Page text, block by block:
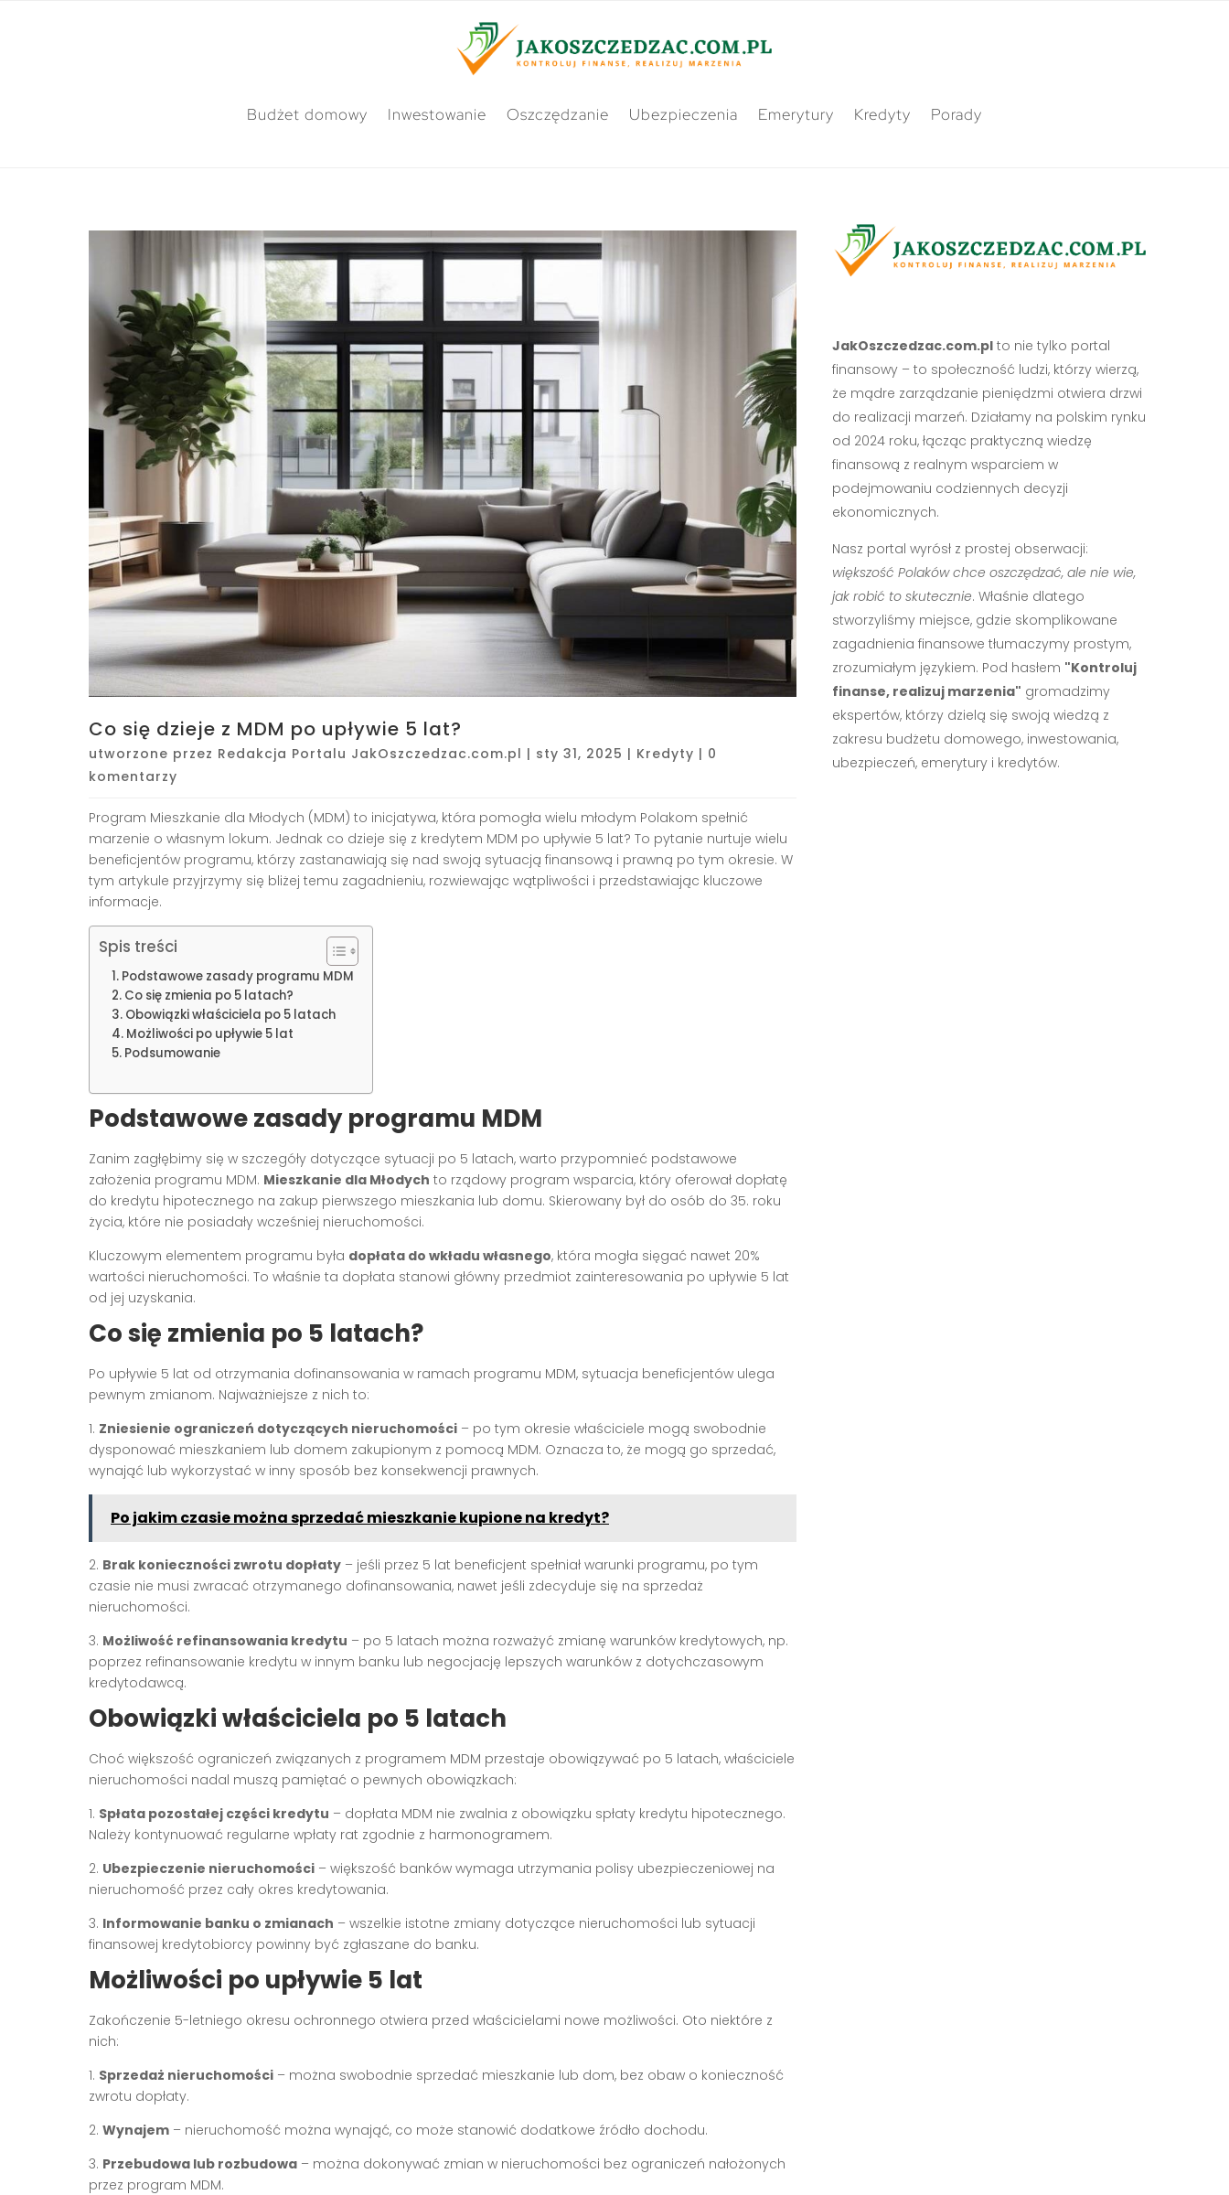
Budżet domowy Inwestowanie Oszczędzanie Ubezpieczenia Emerytury Kredyty Porady
Co się dzieje z MDM po upływie 5 lat?
utworzone przez Redakcja Portalu JakOszczedzac.com.pl | sty 31, 2025 | Kredyty | 0
komentarzy
Program Mieszkanie dla Młodych (MDM) to inicjatywa, która pomogła wielu młodym Polakom spełnić
marzenie o własnym lokum. Jednak co dzieje się z kredytem MDM po upływie 5 lat? To pytanie nurtuje wielu
beneficjentów programu, którzy zastanawiają się nad swoją sytuacją finansową i prawną po tym okresie. W
tym artykule przyjrzymy się bliżej temu zagadnieniu, rozwiewając wątpliwości i przedstawiając kluczowe
informacje.
Spis treści
Podstawowe zasady programu MDM
Co się zmienia po 5 latach?
Obowiązki właściciela po 5 latach
Możliwości po upływie 5 lat
Podsumowanie
Podstawowe zasady programu MDM
Zanim zagłębimy się w szczegóły dotyczące sytuacji po 5 latach, warto przypomnieć podstawowe
założenia programu MDM. Mieszkanie dla Młodych to rządowy program wsparcia, który oferował dopłatę
do kredytu hipotecznego na zakup pierwszego mieszkania lub domu. Skierowany był do osób do 35. roku
życia, które nie posiadały wcześniej nieruchomości.
Kluczowym elementem programu była dopłata do wkładu własnego, która mogła sięgać nawet 20%
wartości nieruchomości. To właśnie ta dopłata stanowi główny przedmiot zainteresowania po upływie 5 lat
od jej uzyskania.
Co się zmienia po 5 latach?
Po upływie 5 lat od otrzymania dofinansowania w ramach programu MDM, sytuacja beneficjentów ulega
pewnym zmianom. Najważniejsze z nich to:
1. Zniesienie ograniczeń dotyczących nieruchomości – po tym okresie właściciele mogą swobodnie
dysponować mieszkaniem lub domem zakupionym z pomocą MDM. Oznacza to, że mogą go sprzedać,
wynająć lub wykorzystać w inny sposób bez konsekwencji prawnych.
Po jakim czasie można sprzedać mieszkanie kupione na kredyt?
2. Brak konieczności zwrotu dopłaty – jeśli przez 5 lat beneficjent spełniał warunki programu, po tym
czasie nie musi zwracać otrzymanego dofinansowania, nawet jeśli zdecyduje się na sprzedaż
nieruchomości.
3. Możliwość refinansowania kredytu – po 5 latach można rozważyć zmianę warunków kredytowych, np.
poprzez refinansowanie kredytu w innym banku lub negocjację lepszych warunków z dotychczasowym
kredytodawcą.
Obowiązki właściciela po 5 latach
Choć większość ograniczeń związanych z programem MDM przestaje obowiązywać po 5 latach, właściciele
nieruchomości nadal muszą pamiętać o pewnych obowiązkach:
1. Spłata pozostałej części kredytu – dopłata MDM nie zwalnia z obowiązku spłaty kredytu hipotecznego.
Należy kontynuować regularne wpłaty rat zgodnie z harmonogramem.
2. Ubezpieczenie nieruchomości – większość banków wymaga utrzymania polisy ubezpieczeniowej na
nieruchomość przez cały okres kredytowania.
3. Informowanie banku o zmianach – wszelkie istotne zmiany dotyczące nieruchomości lub sytuacji
finansowej kredytobiorcy powinny być zgłaszane do banku.
Możliwości po upływie 5 lat
Zakończenie 5-letniego okresu ochronnego otwiera przed właścicielami nowe możliwości. Oto niektóre z
nich:
1. Sprzedaż nieruchomości – można swobodnie sprzedać mieszkanie lub dom, bez obaw o konieczność
zwrotu dopłaty.
2. Wynajem – nieruchomość można wynająć, co może stanowić dodatkowe źródło dochodu.
3. Przebudowa lub rozbudowa – można dokonywać zmian w nieruchomości bez ograniczeń nałożonych
przez program MDM.
JakOszczedzac.com.plto nie tylko portal
finansowy – to społeczność ludzi, którzy wierzą,
że mądre zarządzanie pieniędzmi otwiera drzwi
do realizacji marzeń. Działamy na polskim rynku
od 2024 roku, łącząc praktyczną wiedzę
finansową z realnym wsparciem w
podejmowaniu codziennych decyzji
ekonomicznych.
Nasz portal wyrósł z prostej obserwacji:
większość Polaków chce oszczędzać, ale nie wie,
jak robić to skutecznie. Właśnie dlatego
stworzyliśmy miejsce, gdzie skomplikowane
zagadnienia finansowe tłumaczymy prostym,
zrozumiałym językiem. Pod hasłem "Kontroluj
finanse, realizuj marzenia" gromadzimy
ekspertów, którzy dzielą się swoją wiedzą z
zakresu budżetu domowego, inwestowania,
ubezpieczeń, emerytury i kredytów.